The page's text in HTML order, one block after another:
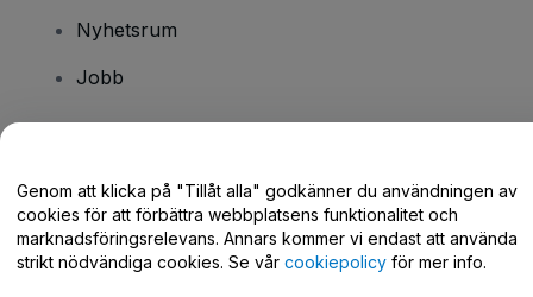
Nyhetsrum
Jobb
Hjälpcenter / Kontakta oss
Genom att klicka på "Tillåt alla" godkänner du användningen av
cookies för att förbättra webbplatsens funktionalitet och
marknadsföringsrelevans. Annars kommer vi endast att använda
strikt nödvändiga cookies. Se vår cookiepolicy för mer info.